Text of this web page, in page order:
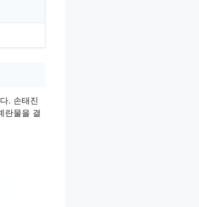
. 손태진
란물을 결